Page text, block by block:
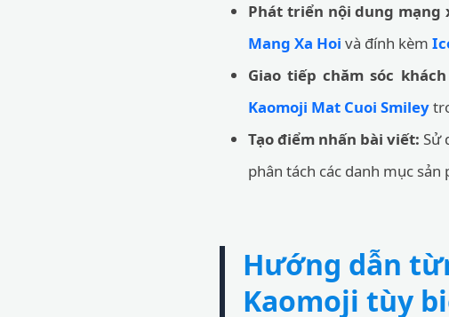
Phát triển nội dung mạng
Mang Xa Hoi và đính kèm
Giao tiếp chăm sóc
Kaomoji Mat Cuoi Smiley
Tạo điểm nhấn bài viết: Sử
phân tách các danh mục
Hướng dẫn
Kaomoji tùy